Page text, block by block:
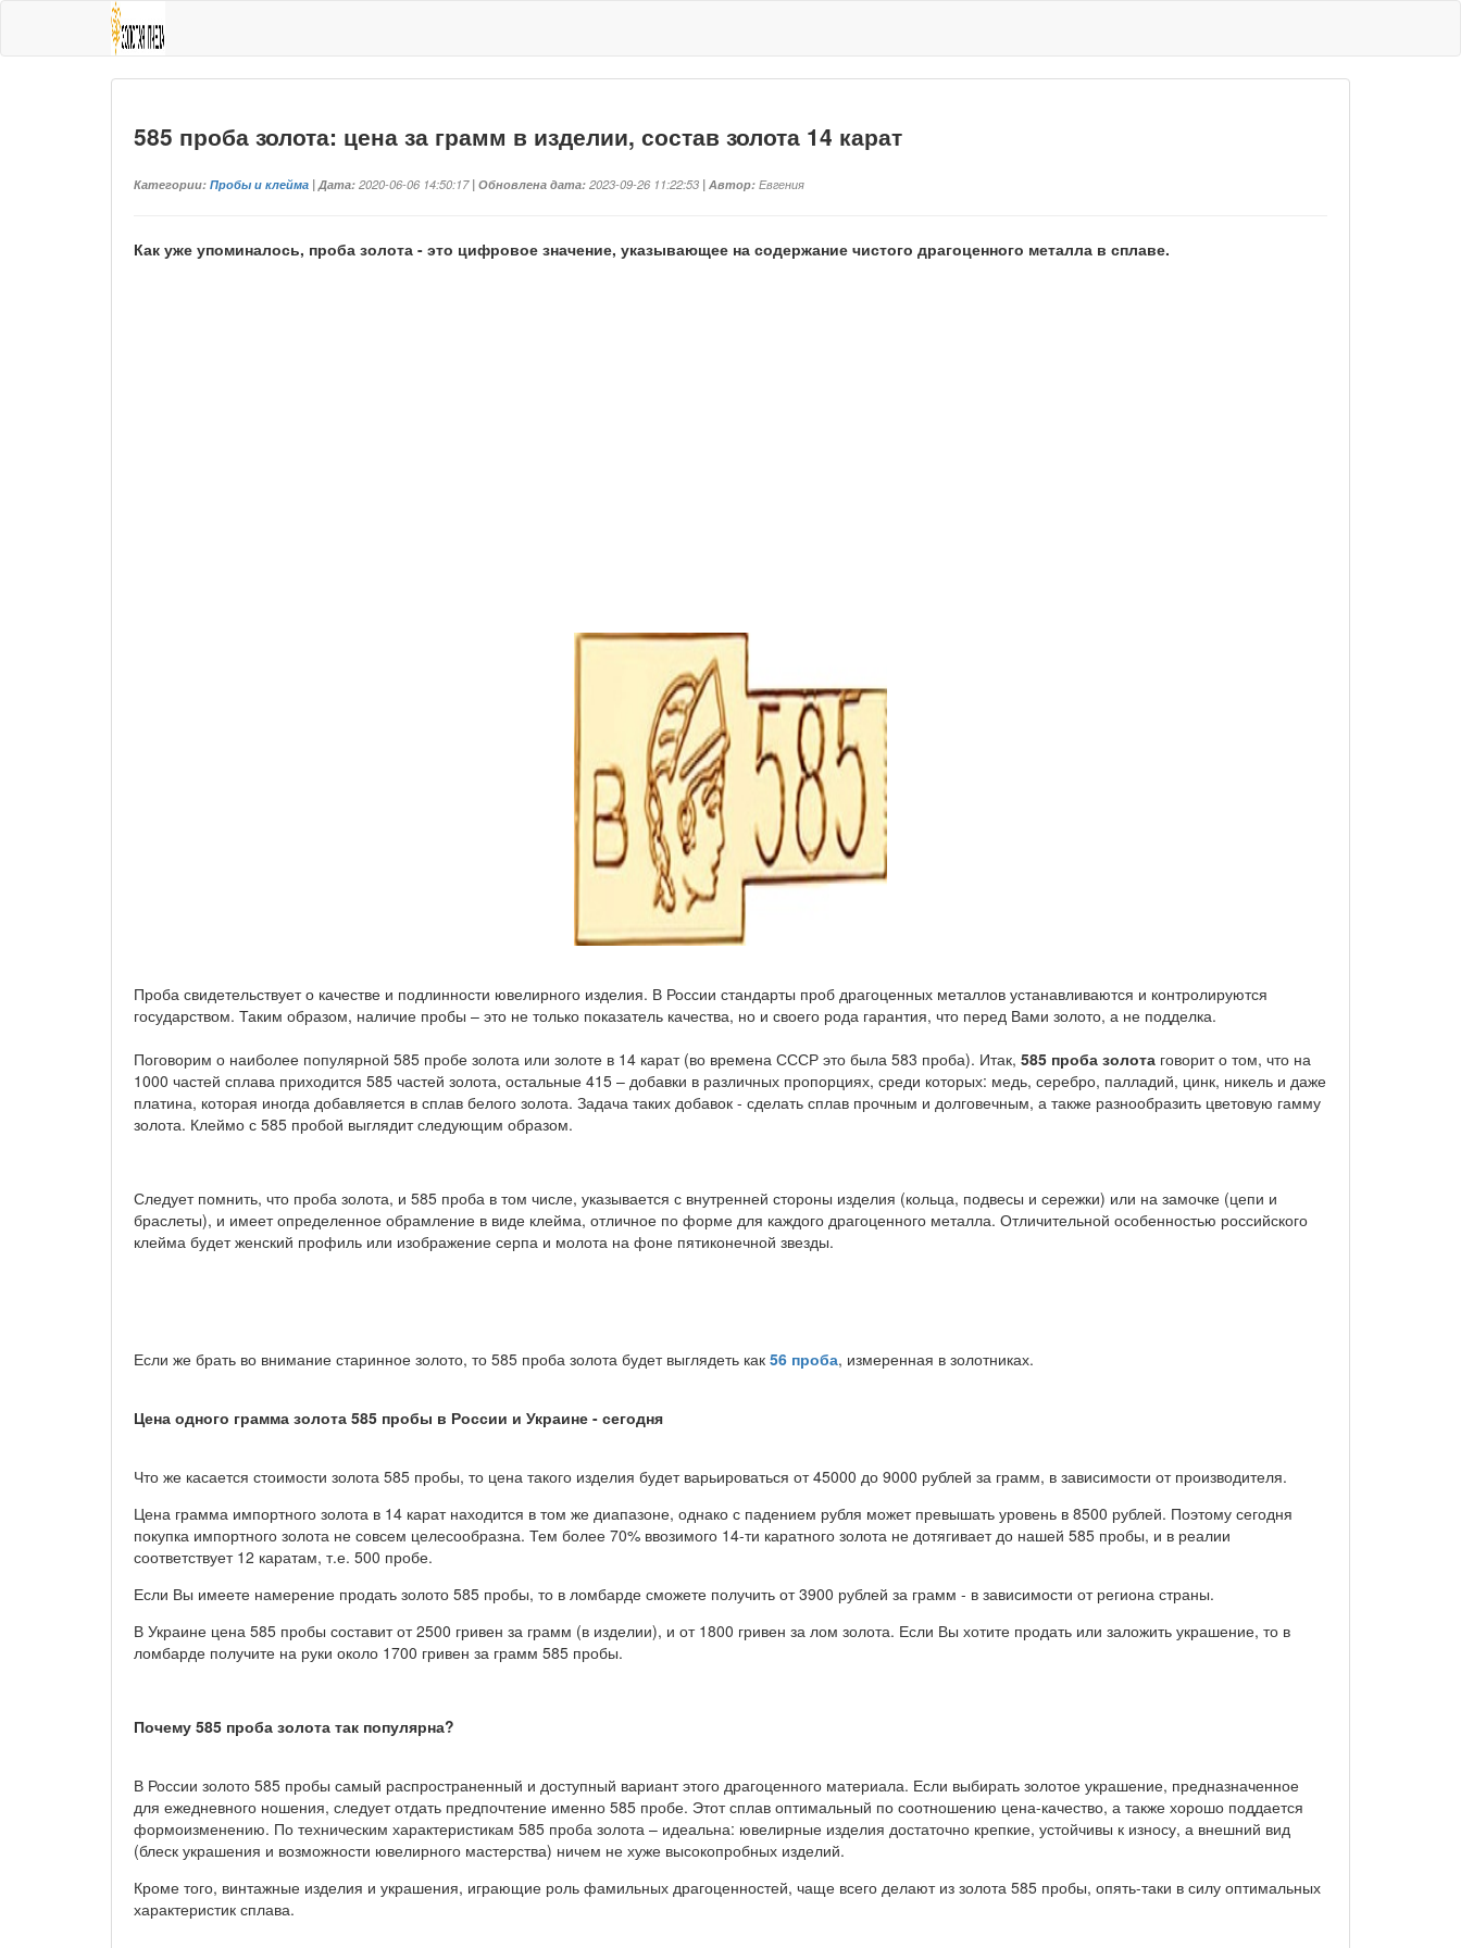
585 проба золота: цена за грамм в изделии, состав золота 14 карат
Категории:Пробы и клейма | Дата:2020-06-06 14:50:17| Обновлена дата:2023-09-26 11:22:53 | Автор:Евгения
Как уже упоминалось, проба золота - это цифровое значение, указывающее на содержание чистого драгоценного металла в сплаве.
Проба свидетельствует о качестве и подлинности ювелирного изделия. В России стандарты проб драгоценных металлов устанавливаются и контролируются
государством. Таким образом, наличие пробы – это не только показатель качества, но и своего рода гарантия, что перед Вами золото, а не подделка.
Поговорим о наиболее популярной 585 пробе золота или золоте в 14 карат (во времена СССР это была 583 проба). Итак, 585 проба золота говорит о том, что на
1000 частей сплава приходится 585 частей золота, остальные 415 – добавки в различных пропорциях, среди которых: медь, серебро, палладий, цинк, никель и даже
платина, которая иногда добавляется в сплав белого золота. Задача таких добавок - сделать сплав прочным и долговечным, а также разнообразить цветовую гамму
золота. Клеймо с 585 пробой выглядит следующим образом.
Следует помнить, что проба золота, и 585 проба в том числе, указывается с внутренней стороны изделия (кольца, подвесы и сережки) или на замочке (цепи и
браслеты), и имеет определенное обрамление в виде клейма, отличное по форме для каждого драгоценного металла. Отличительной особенностью российского
клейма будет женский профиль или изображение серпа и молота на фоне пятиконечной звезды.
Если же брать во внимание старинное золото, то 585 проба золота будет выглядеть как 56 проба, измеренная в золотниках.
Цена одного грамма золота 585 пробы в России и Украине - сегодня
Что же касается стоимости золота 585 пробы, то цена такого изделия будет варьироваться от 45000 до 9000 рублей за грамм, в зависимости от производителя.
Цена грамма импортного золота в 14 карат находится в том же диапазоне, однако с падением рубля может превышать уровень в 8500 рублей. Поэтому сегодня
покупка импортного золота не совсем целесообразна. Тем более 70% ввозимого 14-ти каратного золота не дотягивает до нашей 585 пробы, и в реалии
соответствует 12 каратам, т.е. 500 пробе.
Если Вы имеете намерение продать золото 585 пробы, то в ломбарде сможете получить от 3900 рублей за грамм - в зависимости от региона страны.
В Украине цена 585 пробы составит от 2500 гривен за грамм (в изделии), и от 1800 гривен за лом золота. Если Вы хотите продать или заложить украшение, то в
ломбарде получите на руки около 1700 гривен за грамм 585 пробы.
Почему 585 проба золота так популярна?
В России золото 585 пробы самый распространенный и доступный вариант этого драгоценного материала. Если выбирать золотое украшение, предназначенное
для ежедневного ношения, следует отдать предпочтение именно 585 пробе. Этот сплав оптимальный по соотношению цена-качество, а также хорошо поддается
формоизменению. По техническим характеристикам 585 проба золота – идеальна: ювелирные изделия достаточно крепкие, устойчивы к износу, а внешний вид
(блеск украшения и возможности ювелирного мастерства) ничем не хуже высокопробных изделий.
Кроме того, винтажные изделия и украшения, играющие роль фамильных драгоценностей, чаще всего делают из золота 585 пробы, опять-таки в силу оптимальных
характеристик сплава.